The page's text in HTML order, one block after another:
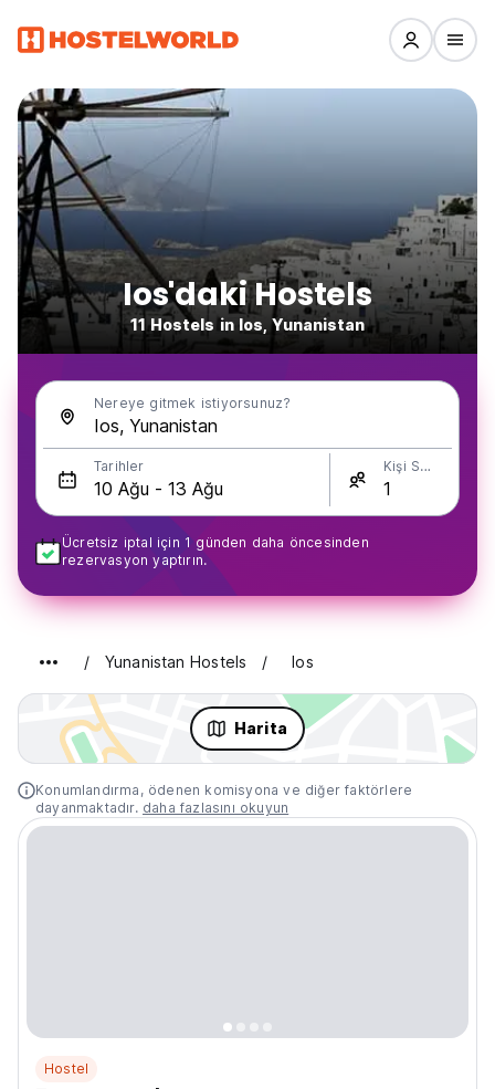
Ios'daki Hostels
11 Hostels in Ios, Yunanistan
Nereye gitmek istiyorsunuz?
Tarihler Kişi Sayısı
Ücretsiz iptal için 1 günden daha öncesinden
rezervasyon yaptırın.
Yunanistan Hostels Ios
Harita
Konumlandırma, ödenen komisyona ve diğer faktörlere
dayanmaktadır. daha fazlasını okuyun
Hostel